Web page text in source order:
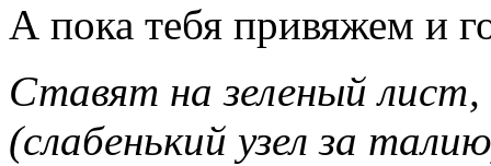
А пока тебя привяжем и
Ставят на зеленый
(слабенький узел за